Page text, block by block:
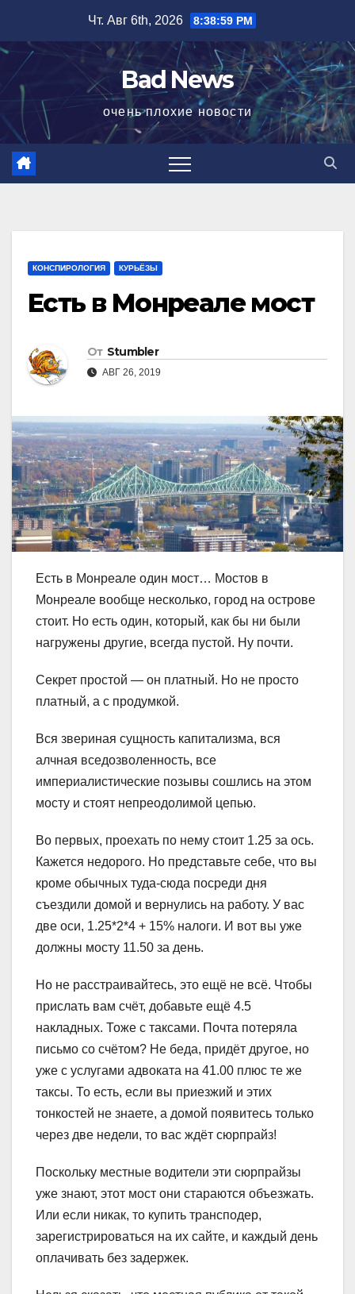
содержимому
Чт. Авг 6th, 2026 8:39:00 PM
Bad News
очень плохие новости
КОНСПИРОЛОГИЯ КУРЬЁЗЫ
Есть в Монреале мост
От Stumbler
АВГ 26, 2019
Есть в Монреале один мост… Мостов в
Монреале вообще несколько, город на острове
стоит. Но есть один, который, как бы ни были
нагружены другие, всегда пустой. Ну почти.
Секрет простой — он платный. Но не просто
платный, а с продумкой.
Вся звериная сущность капитализма, вся
алчная вседозволенность, все
империалистические позывы сошлись на этом
мосту и стоят непреодолимой цепью.
Во первых, проехать по нему стоит 1.25 за ось.
Кажется недорого. Но представьте себе, что вы
кроме обычных туда-сюда посреди дня
съездили домой и вернулись на работу. У вас
две оси, 1.25*2*4 + 15% налоги. И вот вы уже
должны мосту 11.50 за день.
Но не расстраивайтесь, это ещё не всё. Чтобы
прислать вам счёт, добавьте ещё 4.5
накладных. Тоже с таксами. Почта потеряла
письмо со счётом? Не беда, придёт другое, но
уже с услугами адвоката на 41.00 плюс те же
таксы. То есть, если вы приезжий и этих
тонкостей не знаете, а домой появитесь только
через две недели, то вас ждёт сюрпрайз!
Поскольку местные водители эти сюрпрайзы
уже знают, этот мост они стараются объезжать.
Или если никак, то купить трансподер,
зарегистрироваться на их сайте, и каждый день
оплачивать без задержек.